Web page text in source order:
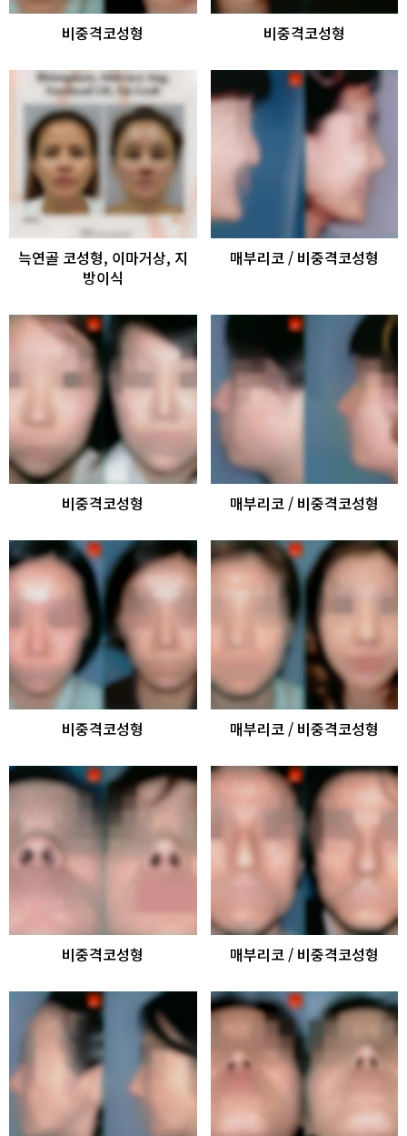
비중격코성형 비중격코성형
늑연골 코성형, 이마거상, 지
방이식
매부리코 / 비중격코성형
비중격코성형 매부리코 / 비중격코성형
비중격코성형 매부리코 / 비중격코성형
비중격코성형 매부리코 / 비중격코성형